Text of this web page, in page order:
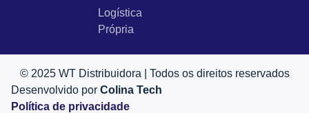
Logística
Própria
© 2025 WT Distribuidora | Todos os direitos reservados
Desenvolvido por Colina Tech
Política de privacidade